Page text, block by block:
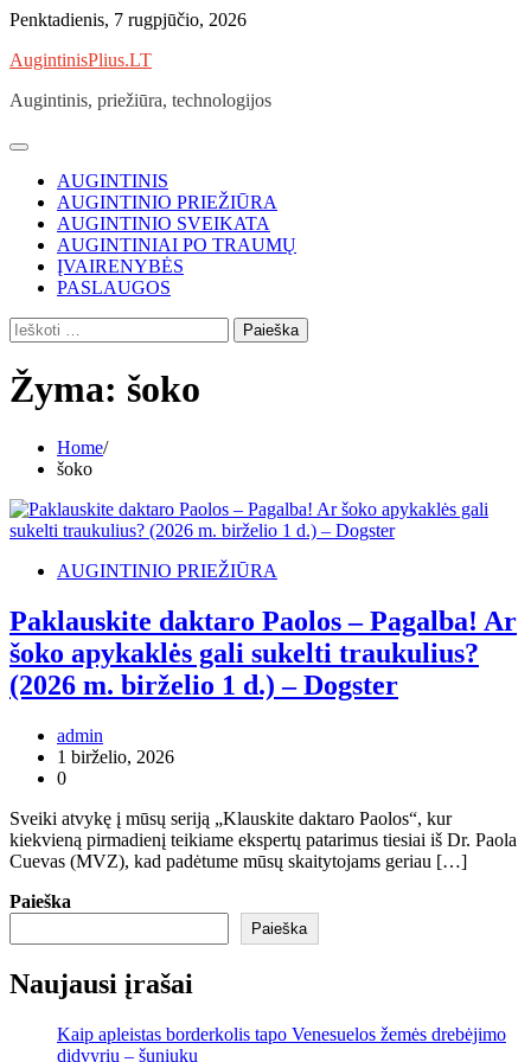
Skip
content
Penktadienis, 7 rugpjūčio, 2026
AugintinisPlius.LT
Augintinis, priežiūra, technologijos
AUGINTINIS
AUGINTINIO PRIEŽIŪRA
AUGINTINIO SVEIKATA
AUGINTINIAI PO TRAUMŲ
ĮVAIRENYBĖS
PASLAUGOS
Ieškoti:
Žyma: šoko
Home
šoko
AUGINTINIO PRIEŽIŪRA
Paklauskite daktaro Paolos – Pagalba! Ar
šoko apykaklės gali sukelti traukulius?
(2026 m. birželio 1 d.) – Dogster
admin
1 birželio, 2026
0
Sveiki atvykę į mūsų seriją „Klauskite daktaro Paolos“, kur
kiekvieną pirmadienį teikiame ekspertų patarimus tiesiai iš Dr. Paola
Cuevas (MVZ), kad padėtume mūsų skaitytojams geriau […]
Paieška
Paieška
Naujausi įrašai
Kaip apleistas borderkolis tapo Venesuelos žemės drebėjimo
didvyriu – šuniuku